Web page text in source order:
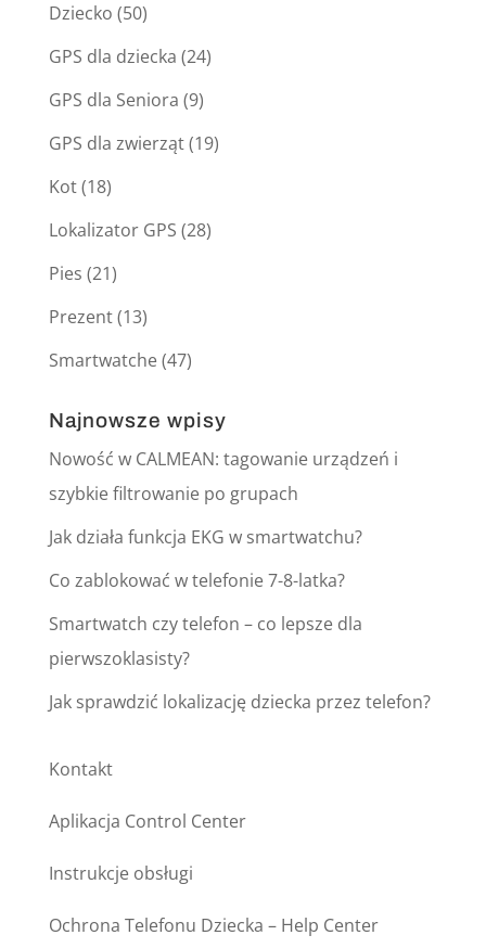
Dziecko (50)
GPS dla dziecka (24)
GPS dla Seniora (9)
GPS dla zwierząt(19)
Kot(18)
Lokalizator GPS (28)
Pies (21)
Prezent(13)
Smartwatche(47)
Najnowsze wpisy
Nowość w CALMEAN: tagowanie urządzeń i
szybkie filtrowanie po grupach
Jak działa funkcja EKG w smartwatchu?
Co zablokować w telefonie 7-8-latka?
Smartwatch czy telefon – co lepsze dla
pierwszoklasisty?
Jak sprawdzić lokalizację dziecka przez telefon?
Kontakt
Aplikacja Control Center
Instrukcje obsługi
Ochrona Telefonu Dziecka – Help Center